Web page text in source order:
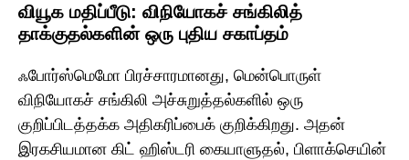
வியூக மதிப்பீடு: விநியோகச் சங்கிலித்
தாக்குதல்களின் ஒரு புதிய சகாப்தம்
ஃபோர்ஸ்மெமோ பிரச்சாரமானது, மென்பொருள்
விநியோகச் சங்கிலி அச்சுறுத்தல்களில் ஒரு
குறிப்பிடத்தக்க அதிகரிப்பைக் குறிக்கிறது. அதன்
இரகசியமான கிட் ஹிஸ்டரி கையாளுதல், பிளாக்செயின்